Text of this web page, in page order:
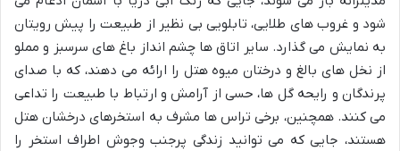
شود و غروب های طلایی، تابلویی بی نظیر از طبیعت را پیش رویتان
به نمایش می گذارد. سایر اتاق ها چشم انداز باغ های سرسبز و مملو
از نخل های بالغ و درختان میوه هتل را ارائه می دهند، که با صدای
پرندگان و رایحه گل ها، حسی از آرامش و ارتباط با طبیعت را تداعی
می کنند. همچنین، برخی تراس ها مشرف به استخرهای درخشان هتل
هستند، جایی که می توانید زندگی پرجنب وجوش اطراف استخر را